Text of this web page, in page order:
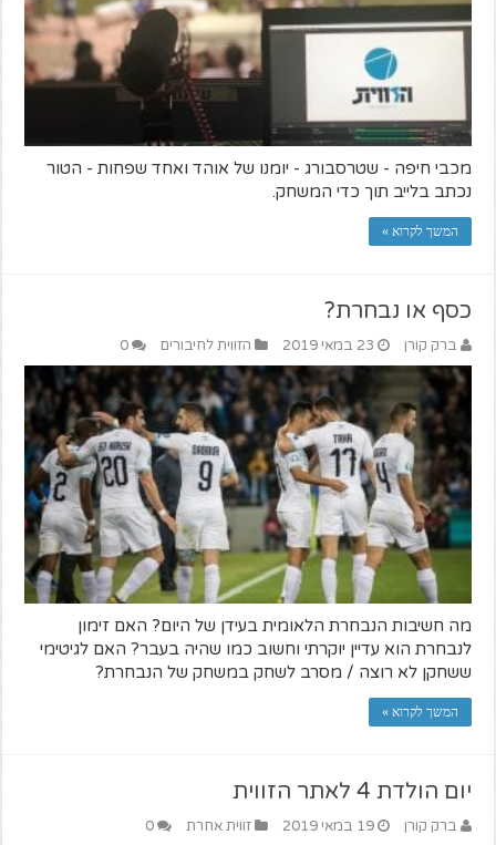
מכבי חיפה - שטרסבורג - יומנו של אוהד ואחד שפחות - הטור
נכתב בלייב תוך כדי המשחק.
המשך לקרוא »
כסף או נבחרת?
ברק קורן 23 במאי 2019 הזווית לחיבורים 0
מה חשיבות הנבחרת הלאומית בעידן של היום? האם זימון
לנבחרת הוא עדיין יוקרתי וחשוב כמו שהיה בעבר? האם לגיטימי
ששחקן לא רוצה / מסרב לשחק במשחק של הנבחרת?
המשך לקרוא »
יום הולדת 4 לאתר הזווית
ברק קורן 19 במאי 2019 זווית אחרת 0